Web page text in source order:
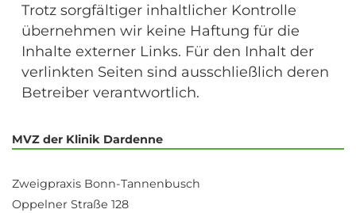
Trotz sorgfältiger inhaltlicher Kontrolle
übernehmen wir keine Haftung für die
Inhalte externer Links. Für den Inhalt der
verlinkten Seiten sind ausschließlich deren
Betreiber verantwortlich.
MVZ der Klinik Dardenne
Zweigpraxis Bonn-Tannenbusch
Oppelner Straße 128